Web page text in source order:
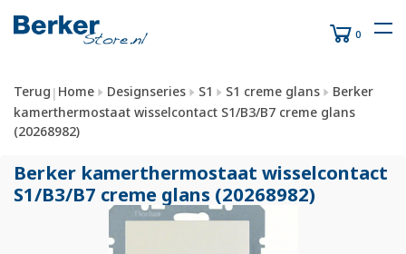
0
Terug | Home Designseries S1 S1 creme glans
Berker
kamerthermostaat wisselcontact S1/B3/B7 creme glans
(20268982)
Berker kamerthermostaat wisselcontact
S1/B3/B7 creme glans (20268982)